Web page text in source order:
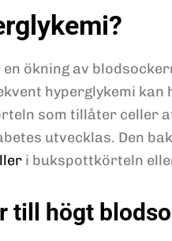
ökning av
hyperglykemi
som tillåter celler
utvecklas. Den
i bukspottkörteln
till högt